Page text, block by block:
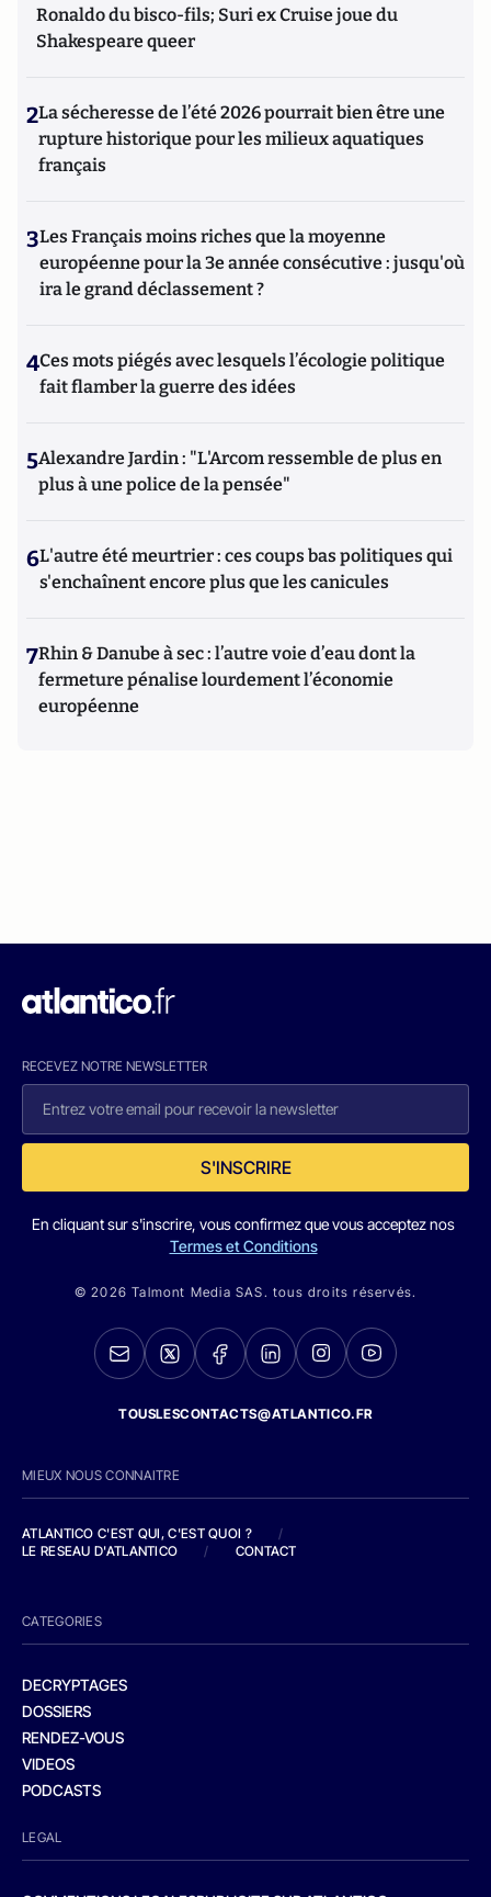
Ronaldo du bisco-fils; Suri ex Cruise joue du
Shakespeare queer
2La sécheresse de l’été 2026 pourrait bien être une
rupture historique pour les milieux aquatiques
français
3Les Français moins riches que la moyenne
européenne pour la 3e année consécutive : jusqu'où
ira le grand déclassement ?
4Ces mots piégés avec lesquels l’écologie politique
fait flamber la guerre des idées
5Alexandre Jardin : "L'Arcom ressemble de plus en
plus à une police de la pensée"
6L'autre été meurtrier : ces coups bas politiques qui
s'enchaînent encore plus que les canicules
7Rhin & Danube à sec : l’autre voie d’eau dont la
fermeture pénalise lourdement l’économie
européenne
RECEVEZ NOTRE NEWSLETTER
S'INSCRIRE
En cliquant sur s'inscrire, vous confirmez que vous acceptez nos
Termes et Conditions
© 2026 Talmont Media SAS. tous droits réservés.
TOUSLESCONTACTS@ATLANTICO.FR
MIEUX NOUS CONNAITRE
ATLANTICO C'EST QUI, C'EST QUOI ?
/
LE RESEAU D'ATLANTICO
/ CONTACT
CATEGORIES
DECRYPTAGES
DOSSIERS
RENDEZ-VOUS
VIDEOS
PODCASTS
LEGAL